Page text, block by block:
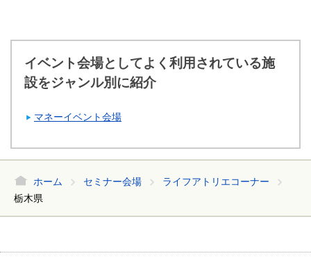
イベント会場としてよく利用されている施
設をジャンル別に紹介
マネーイベント会場
ホーム セミナー会場
ライフアトリエコーナー
栃木県